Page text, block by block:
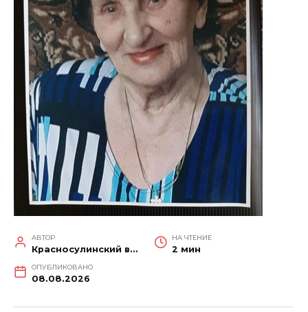
АВТОР
Красносулинский вестник
НА ЧТЕНИЕ
2 мин
ОПУБЛИКОВАНО
08.08.2026